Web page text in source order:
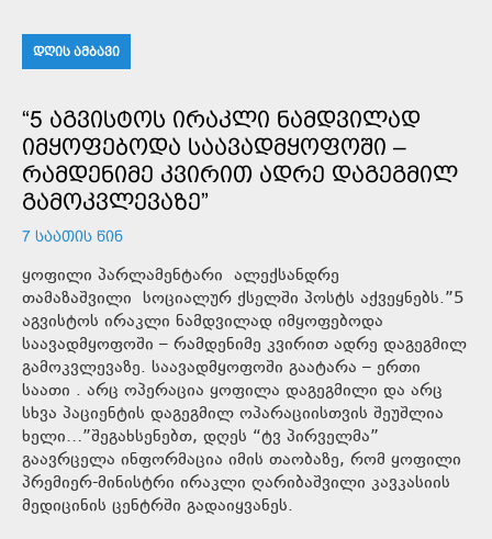
ᲓᲦᲘᲡ ᲐᲛᲑᲐᲕᲘ
“5 ᲐᲒᲕᲘᲡᲢᲝᲡ ᲘᲠᲐᲙᲚᲘ ᲜᲐᲛᲓᲕᲘᲚᲐᲓ
ᲘᲛᲧᲝᲤᲔᲑᲝᲓᲐ ᲡᲐᲐᲕᲐᲓᲛᲧᲝᲤᲝᲨᲘ –
ᲠᲐᲛᲓᲔᲜᲘᲛᲔ ᲙᲕᲘᲠᲘᲗ ᲐᲓᲠᲔ ᲓᲐᲒᲔᲒᲛᲘᲚ
ᲒᲐᲛᲝᲙᲕᲚᲔᲕᲐᲖᲔ”
7 ᲡᲐᲐᲗᲘᲡ ᲬᲘᲜ
ყოფილი პარლამენტარი ალექსანდრე
თამაზაშვილი სოციალურ ქსელში პოსტს აქვეყნებს.”5
აგვისტოს ირაკლი ნამდვილად იმყოფებოდა
საავადმყოფოში – რამდენიმე კვირით ადრე დაგეგმილ
გამოკვლევაზე. საავადმყოფოში გაატარა – ერთი
საათი . არც ოპერაცია ყოფილა დაგეგმილი და არც
სხვა პაციენტის დაგეგმილ ოპარაციისთვის შეუშლია
ხელი…”შეგახსენებთ, დღეს “ტვ პირველმა”
გაავრცელა ინფორმაცია იმის თაობაზე, რომ ყოფილი
პრემიერ-მინისტრი ირაკლი ღარიბაშვილი კავკასიის
მედიცინის ცენტრში გადაიყვანეს.